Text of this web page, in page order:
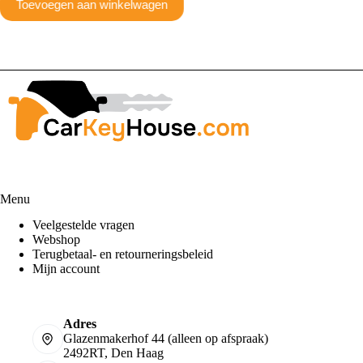
Toevoegen aan winkelwagen
Menu
Veelgestelde vragen
Webshop
Terugbetaal- en retourneringsbeleid
Mijn account
Adres
Glazenmakerhof 44 (alleen op afspraak)
2492RT, Den Haag